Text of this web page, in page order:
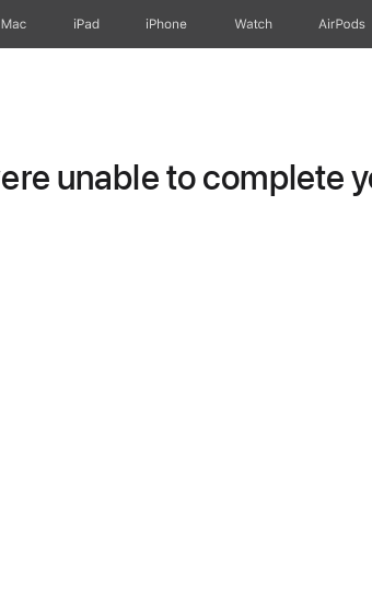
Mac iPad iPhone Watch AirPods
unable to complete